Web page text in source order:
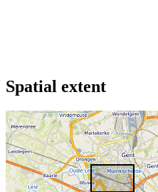
Spatial extent